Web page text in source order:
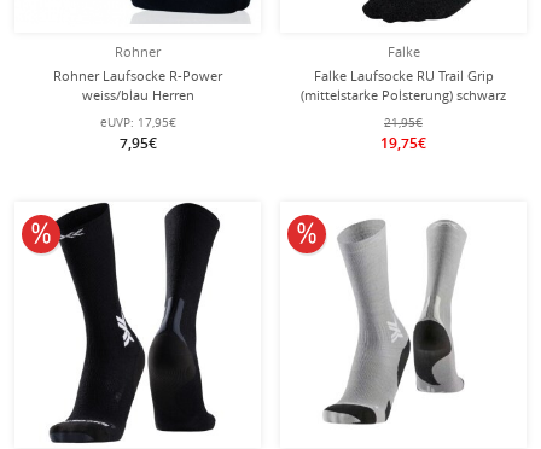
Rohner
Rohner Laufsocke R-Power
weiss/blau Herren
eUVP: 17,95€
7,95€
Falke
Falke Laufsocke RU Trail Grip
(mittelstarke Polsterung) schwarz
Herren - 1 Paar
21,95€
19,75€
10% reduziert 10% reduziert